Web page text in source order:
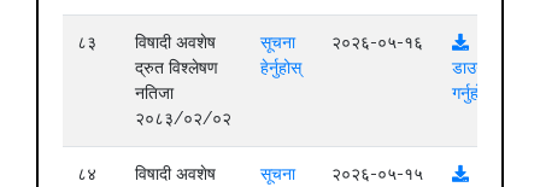
८३
विषादी अवशेष
द्रुत विश्लेषण
नतिजा
२०८३/०२/०२
सूचना
हेर्नुहोस्
२०२६-०५-१६
डाउनलोड
गर्नुहोस्
८४ विषादी अवशेष सूचना २०२६-०५-१५